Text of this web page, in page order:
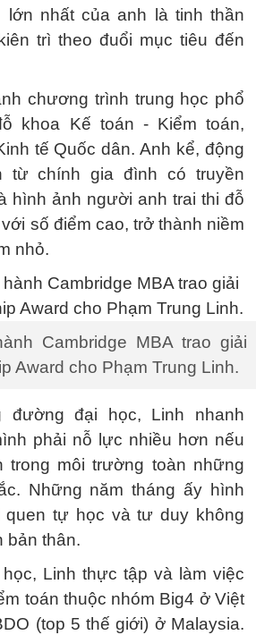
lớn nhất của anh là tinh thần
trì theo đuổi mục tiêu đến
chương trình trung học phổ
khoa Kế toán - Kiểm toán,
tế Quốc dân. Anh kể, động
từ chính gia đình có truyền
hình ảnh người anh trai thi đỗ
số điểm cao, trở thành niềm
nhỏ.
Cambridge MBA trao giải
Award cho Phạm Trung Linh.
đường đại học, Linh nhanh
phải nỗ lực nhiều hơn nếu
trong môi trường toàn những
Những năm tháng ấy hình
quen tự học và tư duy không
bản thân.
Linh thực tập và làm việc
toán thuộc nhóm Big4 ở Việt
(top 5 thế giới) ở Malaysia.